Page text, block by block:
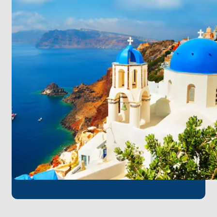
’ta yerel meze ve tsipouro ile
akşam yemeği yiyin, ardındanLozaveyaTail
Cocktail Bar’da keyifli bir geceye devam edin.
3. Gün – Naxos
Kiklad Adaları’nın kalbine yelken açın. Naxos’un en
sevilen plajlarından biri olanAgios Prokopios’ta
denizin ve güneşin tadını çıkarın. Akşam iseTo
Elliniko Restaurant’ta yerel malzemelerle
hazırlanmış geleneksel lezzetlerle tanışın.
4. Gün – Paros (Naoussa)
Canlı liman kasabasıNaoussa ’ya varın. Akşam
yemeğinde efsaneleşmişBarbarossa’nın deniz
ürünlerini tadın, ardından
Comeback Bar’da deniz
esintili bir kokteylle günü tamamlayın.
5. Gün – Paros
Günü, doğa parkı içindeki şık plajıMonastiri Beach’te
dinlenerek ve su sporlarının keyfini çıkararak geçirin.
akşam yemeği yiyin ve sonrasındaAgosta Bar’da